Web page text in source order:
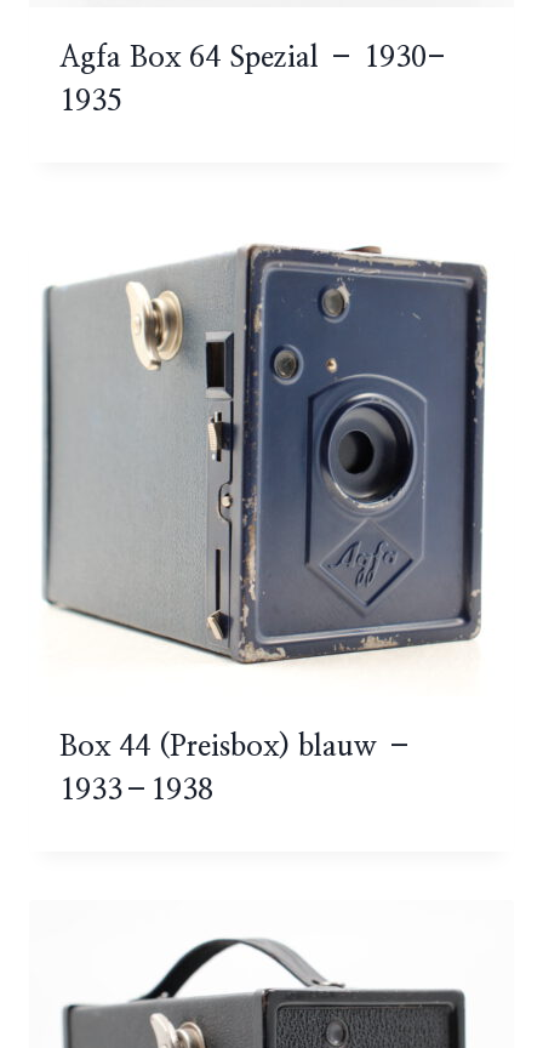
Agfa Box 64 Spezial – 1930-
1935
Box 44 (Preisbox) blauw –
1933–1938